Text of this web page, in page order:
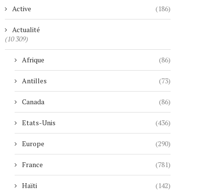
Active (186)
Actualité
(10 309)
Afrique (86)
Antilles (73)
Canada (86)
Etats-Unis (436)
Europe (290)
France (781)
Haïti (142)